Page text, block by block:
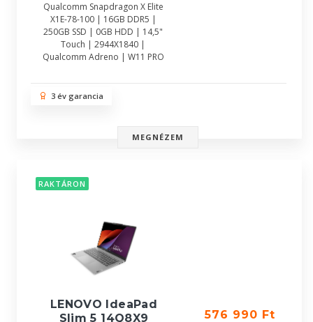
Qualcomm Snapdragon X Elite
X1E-78-100 | 16GB DDR5 |
250GB SSD | 0GB HDD | 14,5"
Touch | 2944X1840 |
Qualcomm Adreno | W11 PRO
3 év garancia
MEGNÉZEM
RAKTÁRON
LENOVO IdeaPad
Slim 5 14Q8X9
576 990 Ft